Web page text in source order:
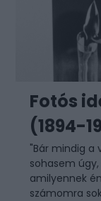
Fotós
(1894-
"Bár mindig a
sohasem
amilyennek
számomra